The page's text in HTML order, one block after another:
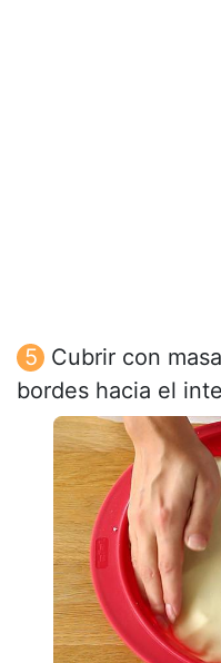
Cubrir con
bordes hacia el